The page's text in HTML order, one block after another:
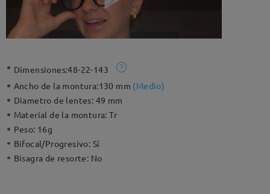
Dimensiones:48-22-143
Ancho de la montura:130 mm (Medio)
Diametro de lentes: 49 mm
Material de la montura:Tr
Peso: 16g
Bifocal/Progresivo: Sí
Bisagra de resorte: No